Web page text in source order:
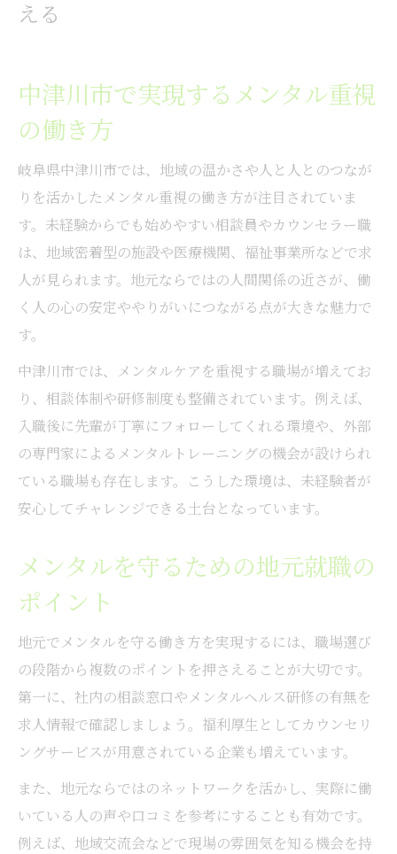
える
中津川市で実現するメンタル重視
の働き方
岐阜県中津川市では、地域の温かさや人と人とのつなが
りを活かしたメンタル重視の働き方が注目されていま
す。未経験からでも始めやすい相談員やカウンセラー職
は、地域密着型の施設や医療機関、福祉事業所などで求
人が見られます。地元ならではの人間関係の近さが、働
く人の心の安定ややりがいにつながる点が大きな魅力で
す。
中津川市では、メンタルケアを重視する職場が増えてお
り、相談体制や研修制度も整備されています。例えば、
入職後に先輩が丁寧にフォローしてくれる環境や、外部
の専門家によるメンタルトレーニングの機会が設けられ
ている職場も存在します。こうした環境は、未経験者が
安心してチャレンジできる土台となっています。
メンタルを守るための地元就職の
ポイント
地元でメンタルを守る働き方を実現するには、職場選び
の段階から複数のポイントを押さえることが大切です。
第一に、社内の相談窓口やメンタルヘルス研修の有無を
求人情報で確認しましょう。福利厚生としてカウンセリ
ングサービスが用意されている企業も増えています。
また、地元ならではのネットワークを活かし、実際に働
いている人の声や口コミを参考にすることも有効です。
例えば、地域交流会などで現場の雰囲気を知る機会を持